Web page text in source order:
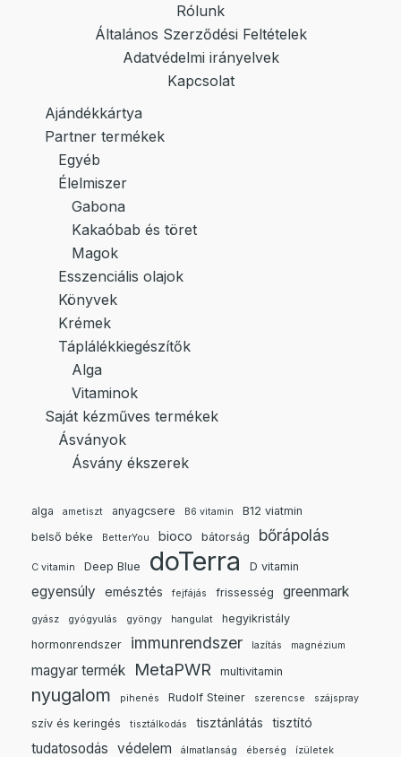
Rólunk
Általános Szerződési Feltételek
Adatvédelmi irányelvek
Kapcsolat
Ajándékkártya
Partner termékek
Egyéb
Élelmiszer
Gabona
Kakaóbab és töret
Magok
Esszenciális olajok
Könyvek
Krémek
Táplálékkiegészítők
Alga
Vitaminok
Saját kézműves termékek
Ásványok
Ásvány ékszerek
alga ametiszt anyagcsere B6 vitamin
B12 viatmin
belső béke
BetterYou bioco bátorság bőrápolás
C vitamin Deep Blue doTerra D vitamin
egyensúly emésztés fejfájás frissesség greenmark
gyász gyógyulás gyöngy hangulat
hegyikristály
hormonrendszer
immunrendszer lazítás magnézium
magyar termék MetaPWR multivitamin
nyugalom pihenés Rudolf Steiner szerencse szájspray
szív és keringés tisztálkodás tisztánlátás tisztító
tudatosodás védelem álmatlanság éberség ízületek